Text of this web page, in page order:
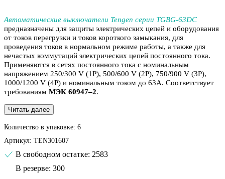
Автоматические выключатели Tengen серии TGBG‐63DC
предназначены для защиты электрических цепей и оборудования
от токов перегрузки и токов короткого замыкания, для
проведения токов в нормальном режиме работы, а также для
нечастых коммутаций электрических цепей постоянного тока.
Применяются в сетях постоянного тока с номинальным
напряжением 250/300 V (1P), 500/600 V (2P), 750/900 V (3P),
1000/1200 V (4P) и номинальным током до 63А. Соответствует
требованиям МЭК 60947–2.
Читать далее
Количество в упаковке: 6
Артикул: TEN301607
В свободном остатке: 2583
В резерве: 300